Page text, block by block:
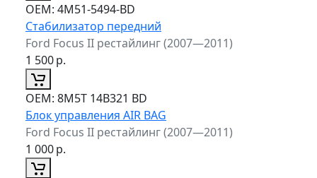
ОЕМ: 4M51-5494-BD
Стабилизатор передний
Ford Focus II рестайлинг (2007—2011)
1 500р.
ОЕМ: 8M5T 14B321 BD
Блок управления AIR BAG
Ford Focus II рестайлинг (2007—2011)
1 000р.